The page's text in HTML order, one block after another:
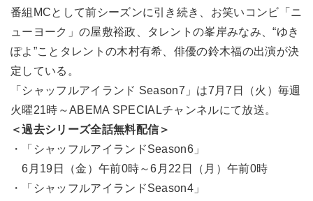
番組MCとして前シーズンに引き続き、お笑いコンビ「ニ
ューヨーク」の屋敷裕政、タレントの峯岸みなみ、“ゆき
ぽよ”ことタレントの木村有希、俳優の鈴木福の出演が決
定している。
「シャッフルアイランド Season7」は7月7日（火）毎週
火曜21時～ABEMA SPECIALチャンネルにて放送。
＜過去シリーズ全話無料配信＞
・「シャッフルアイランドSeason6」
6月19日（金）午前0時～6月22日（月）午前0時
・「シャッフルアイランドSeason4」